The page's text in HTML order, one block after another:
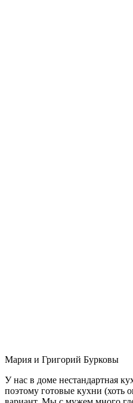
Мария и Григорий Бурковы
У нас в доме нестандартная
поэтому готовые кухни